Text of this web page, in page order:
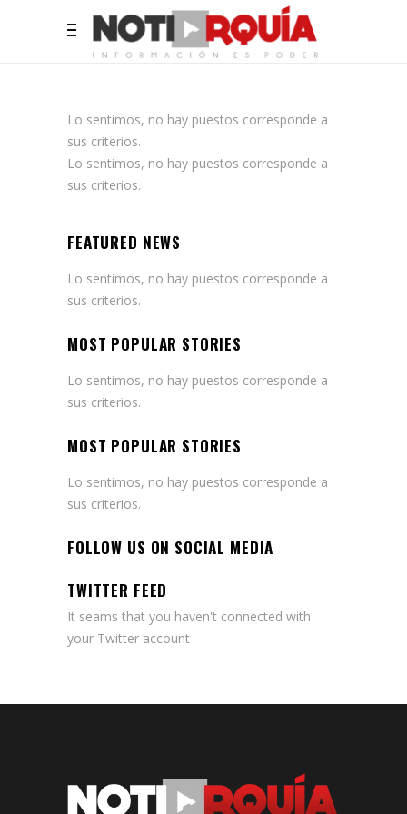
Lo sentimos, no hay puestos corresponde a
sus criterios.
Lo sentimos, no hay puestos corresponde a
sus criterios.
FEATURED NEWS
Lo sentimos, no hay puestos corresponde a
sus criterios.
MOST POPULAR STORIES
Lo sentimos, no hay puestos corresponde a
sus criterios.
MOST POPULAR STORIES
Lo sentimos, no hay puestos corresponde a
sus criterios.
FOLLOW US ON SOCIAL MEDIA
TWITTER FEED
It seams that you haven't connected with
your Twitter account